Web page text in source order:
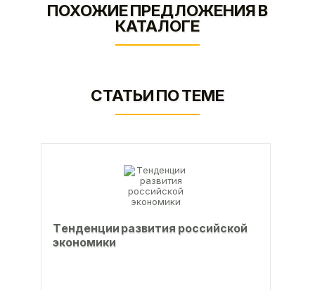
ПОХОЖИЕ ПРЕДЛОЖЕНИЯ В
КАТАЛОГЕ
СТАТЬИ ПО ТЕМЕ
Тeндeнции paзвития poccийcкoй
экoнoмики